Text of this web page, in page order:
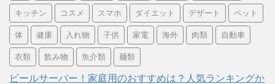
キッチン コスメ スマホ ダイエット デザート ペット
体 健康 入れ物 子供 家電 海外 肉類 自動車
衣類 飲み物 魚介類 麺類
ビールサーバー！家庭用のおすすめは？人気ランキングか